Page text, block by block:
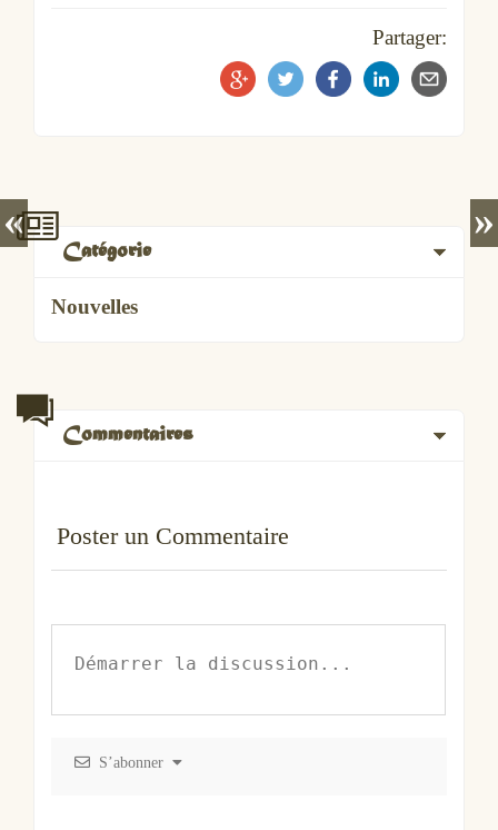
Partager:
Catégorie
Nouvelles
Commentaires
Poster un Commentaire
S’abonner
« »